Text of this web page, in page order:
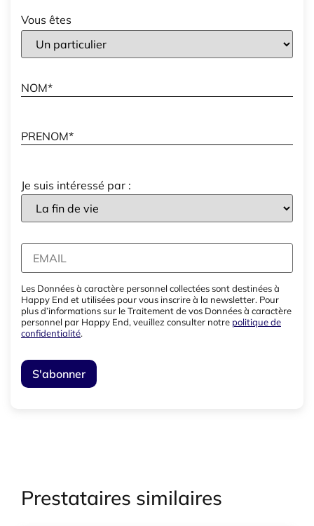
Vous êtes
Je suis intéressé par :
Les Données à caractère personnel collectées sont destinées à
Happy End et utilisées pour vous inscrire à la newsletter. Pour
plus d’informations sur le Traitement de vos Données à caractère
personnel par Happy End, veuillez consulter notre politique de
confidentialité.
Prestataires similaires